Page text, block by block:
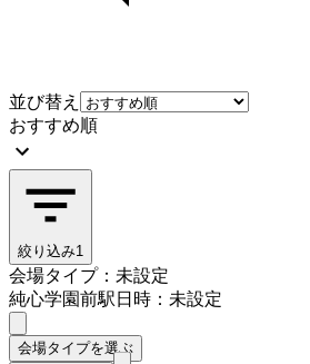
並び替え
おすすめ順
絞り込み1
会場タイプ：未設定
純心学園前駅日時：未設定
会場タイプを選ぶ